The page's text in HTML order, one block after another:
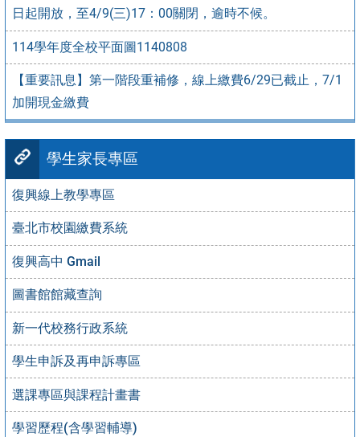
日起開放，至4/9(三)17：00關閉，逾時不候。
114學年度全校平面圖1140808
【重要訊息】第一階段重補修，線上繳費6/29已截止，7/1
加開現金繳費
學生家長專區
復興線上教學專區
臺北市校園繳費系統
復興高中 Gmail
圖書館館藏查詢
新一代校務行政系統
學生申訴及再申訴專區
選課專區與課程計畫書
學習歷程(含學習輔導)